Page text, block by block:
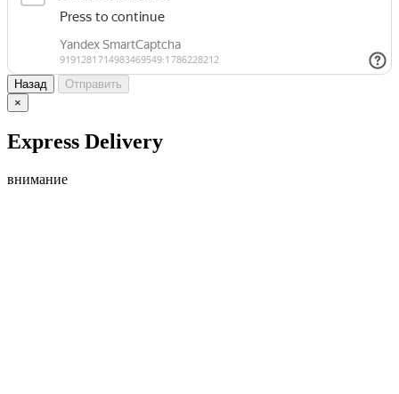
Назад
Отправить
×
Express Delivery
внимание